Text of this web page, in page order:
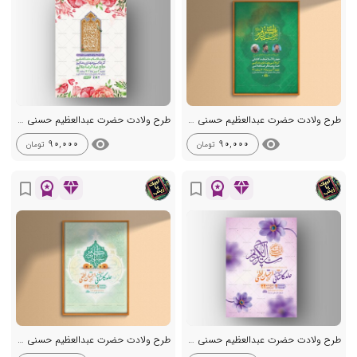
طرح ولادت حضرت عبدالعظیم حسنی ع + استوری
visibility
90,000 تومان
طرح ولادت حضرت عبدالعظیم حسنی ع + استوری
visibility
90,000 تومان
diamond
workspace_premium
bookmark_border
طرح ولادت حضرت عبدالعظیم حسنی ع + استوری
diamond
workspace_premium
bookmark_border
طرح ولادت حضرت عبدالعظیم حسنی ع + استوری